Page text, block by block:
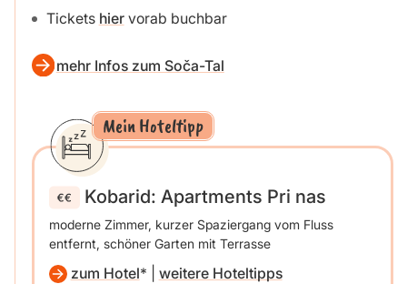
Tickets hiervorab buchbar
mehr Infos zum Soča-Tal
Mein Hoteltipp
Kobarid: Apartments Pri nas
moderne Zimmer, kurzer Spaziergang vom Fluss
entfernt, schöner Garten mit Terrasse
zum Hotel weitere Hoteltipps